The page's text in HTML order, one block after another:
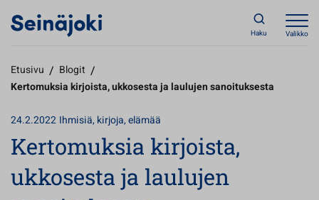
Haku Valikko
Etusivu / Blogit /
Kertomuksia kirjoista, ukkosesta ja laulujen sanoituksesta
24.2.2022 Ihmisiä, kirjoja, elämää
Kertomuksia kirjoista,
ukkosesta ja laulujen